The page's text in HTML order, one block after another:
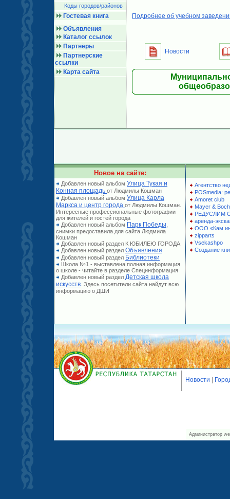
Коды городов/райoнов
Гостевая книга
Объявления
Каталог ссылок
Партнёры
Партнерские
ссылки
Карта сайта
Подробнее об учебном
Новости
Новое на сайте:
Добавлен новый альбом Улица Тукая и
Конная площадь от Людмилы Кошман
Добавлен новый альбом Улица Карла
Маркса и центр города от Людмилы Кошман.
Интересные профессиональные фотографии
для жителей и гостей города
Добавлен новый альбом Парк Победы
снимки предоставила для сайта Людмила
Кошман
Добавлен новый раздел К ЮБИЛЕЮ ГОРОДА
Добавлен новый раздел Объявления
Добавлен новый раздел Библиотеки
Школа №1 - выставлена полная информация
о школе - читайте в разделе Специнформация
Добавлен новый раздел Детская школа
искусств . Здесь посетители сайта найдут всю
информацию о ДШИ
Агентство
POSmedia:
Amoret club
Mayer & Boch
РЕДУСЛИМ
аренда-
ООО
zipparts
Vsekashpo
Создание
Новости
Администратор